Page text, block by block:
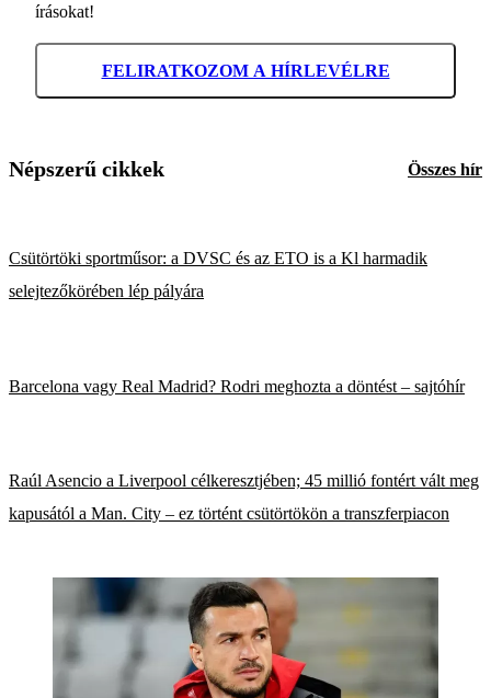
írásokat!
FELIRATKOZOM A HÍRLEVÉLRE
Népszerű cikkek Összes hír
Csütörtöki sportműsor: a DVSC és az ETO is a Kl harmadik
selejtezőkörében lép pályára
Barcelona vagy Real Madrid? Rodri meghozta a döntést – sajtóhír
Raúl Asencio a Liverpool célkeresztjében; 45 millió fontért vált meg
kapusától a Man. City – ez történt csütörtökön a transzferpiacon